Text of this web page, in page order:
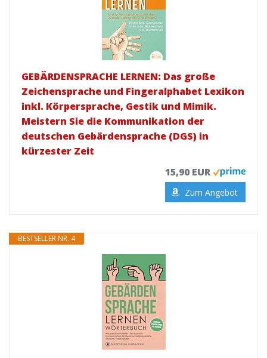
GEBÄRDENSPRACHE LERNEN: Das große
Zeichensprache und Fingeralphabet Lexikon
inkl. Körpersprache, Gestik und Mimik.
Meistern Sie die Kommunikation der
deutschen Gebärdensprache (DGS) in
kürzester Zeit
15,90 EUR
Zum Angebot
BESTSELLER NR. 4